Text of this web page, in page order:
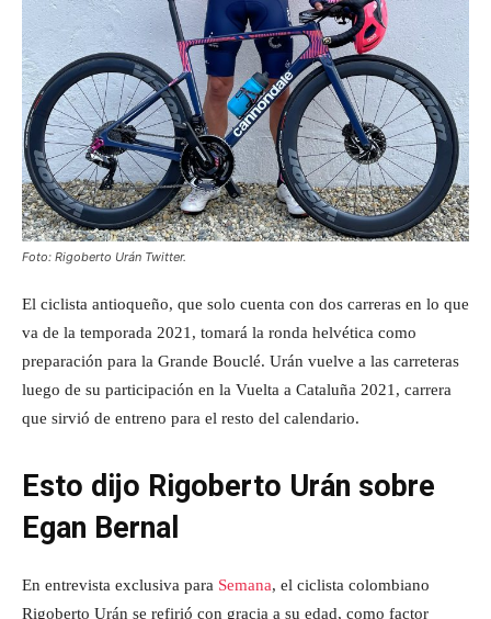
Foto: Rigoberto Urán Twitter.
El ciclista antioqueño, que solo cuenta con dos carreras en lo que
va de la temporada 2021, tomará la ronda helvética como
preparación para la Grande Bouclé. Urán vuelve a las carreteras
luego de su participación en la Vuelta a Cataluña 2021, carrera
que sirvió de entreno para el resto del calendario.
Esto dijo Rigoberto Urán sobre
Egan Bernal
En entrevista exclusiva para Semana, el ciclista colombiano
Rigoberto Urán se refirió con gracia a su edad, como factor